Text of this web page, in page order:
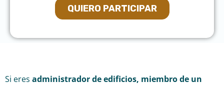
Si eres administrador de edificios, miembro de un